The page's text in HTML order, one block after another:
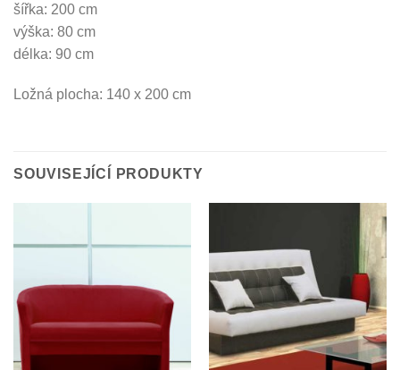
šířka: 200 cm
výška: 80 cm
délka: 90 cm
Ložná plocha: 140 x 200 cm
SOUVISEJÍCÍ PRODUKTY